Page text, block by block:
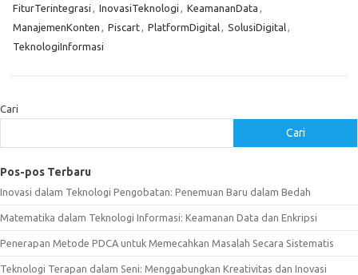
FiturTerintegrasi , InovasiTeknologi , KeamananData ,
ManajemenKonten , Piscart, PlatformDigital, SolusiDigital,
TeknologiInformasi
Cari
Cari
Pos-pos Terbaru
Inovasi dalam Teknologi Pengobatan: Penemuan Baru dalam Bedah
Matematika dalam Teknologi Informasi: Keamanan Data dan Enkripsi
Penerapan Metode PDCA untuk Memecahkan Masalah Secara Sistematis
Teknologi Terapan dalam Seni: Menggabungkan Kreativitas dan Inovasi